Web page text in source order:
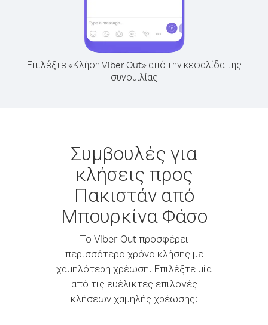
Επιλέξτε «Κλήση Viber Out» από την κεφαλίδα της
συνομιλίας
Συμβουλές για
κλήσεις προς
Πακιστάν από
Μπουρκίνα Φάσο
Το Viber Out προσφέρει
περισσότερο χρόνο κλήσης με
χαμηλότερη χρέωση. Επιλέξτε μία
από τις ευέλικτες επιλογές
κλήσεων χαμηλής χρέωσης: